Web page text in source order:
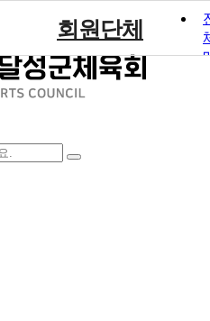
회원단체
정회원
준회원
회원단체 현황
열린마당
공지사항
채용·모집공고
보도자료
포토갤러리
영상자료